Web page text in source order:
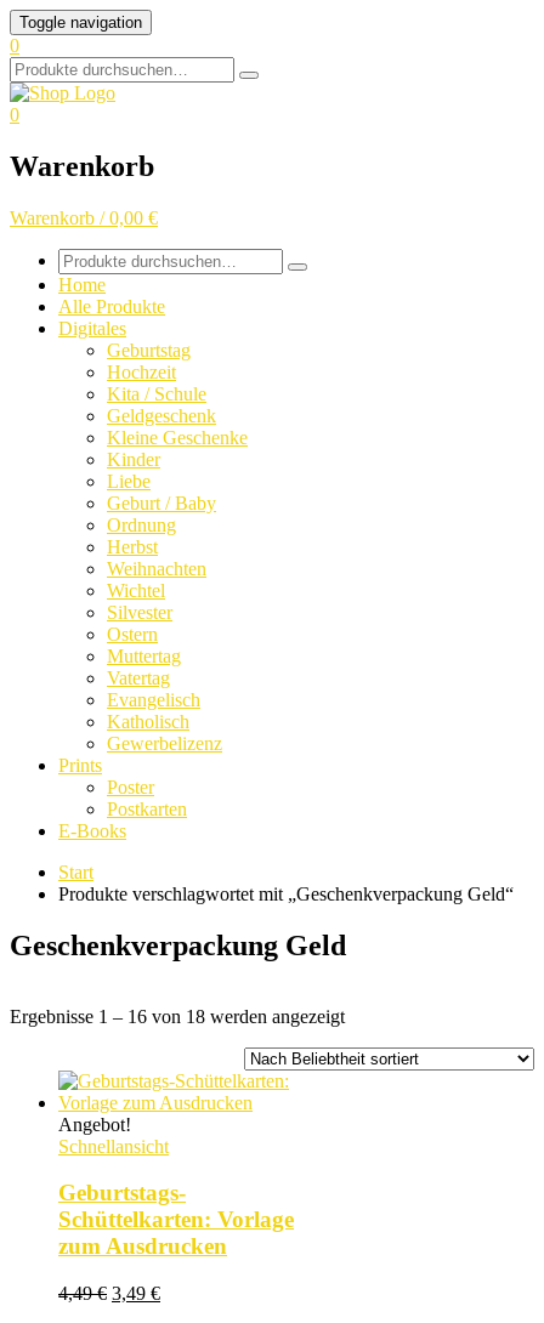
Skip
to
content
Toggle navigation
0
Search
for:
0
Warenkorb
Warenkorb / 0,00 €
Search
for:
Home
Alle Produkte
Digitales
Geburtstag
Hochzeit
Kita / Schule
Geldgeschenk
Kleine Geschenke
Kinder
Liebe
Geburt / Baby
Ordnung
Herbst
Weihnachten
Wichtel
Silvester
Ostern
Muttertag
Vatertag
Evangelisch
Katholisch
Gewerbelizenz
Prints
Poster
Postkarten
E-Books
Start
Produkte verschlagwortet mit „Geschenkverpackung Geld“
Geschenkverpackung Geld
Ergebnisse 1 – 16 von 18 werden angezeigtNach
sortiert
Angebot!
Schnellansicht
Geburtstags-
Schüttelkarten: Vorlage
zum Ausdrucken
4,49€ Ursprünglicher
3,49 €Aktueller